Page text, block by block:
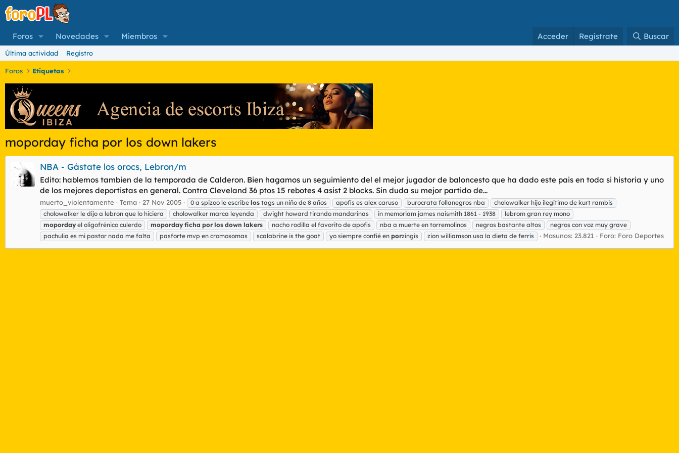
Foros Novedades Miembros Acceder Regístrate Buscar
Última actividad Registro
Foros Etiquetas
moporday ficha por los down lakers
NBA - Gástate los orocs, Lebron/m
Edito: hablemos tambien de la temporada de Calderon. Bien hagamos un seguimiento del el mejor jugador de baloncesto que ha dado este pais en toda si historia y uno
de los mejores deportistas en general. Contra Cleveland 36 ptos 15 rebotes 4 asist 2 blocks. Sin duda su mejor partido de...
muerto_violentamente Tema 27 Nov 2005 0 a spizoo le escribe los tags un niño de 8 años apofis es alex caruso burocrata follanegros nba
cholowalker hijo ilegítimo de kurt rambis
cholowalker le dijo a lebron que lo hiciera
cholowalker marca leyenda dwight howard tirando mandarinas in memoriam james naismith 1861 - 1938
lebrom gran rey mono
moporday el oligofrénico culerdo moporday ficha por los down lakers nacho rodilla el favorito de apofis nba a muerte en torremolinos negros bastante altos
negros con voz muy grave
pachulia es mi pastor nada me falta
pasforte mvp en cromosomas scalabrine is the goat yo siempre confié en porzingis zion williamson usa la dieta de ferris Masunos: 23.821 Foro: Foro Deportes